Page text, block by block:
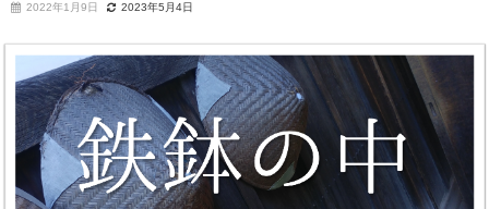
2022年1月9日 2023年5月4日